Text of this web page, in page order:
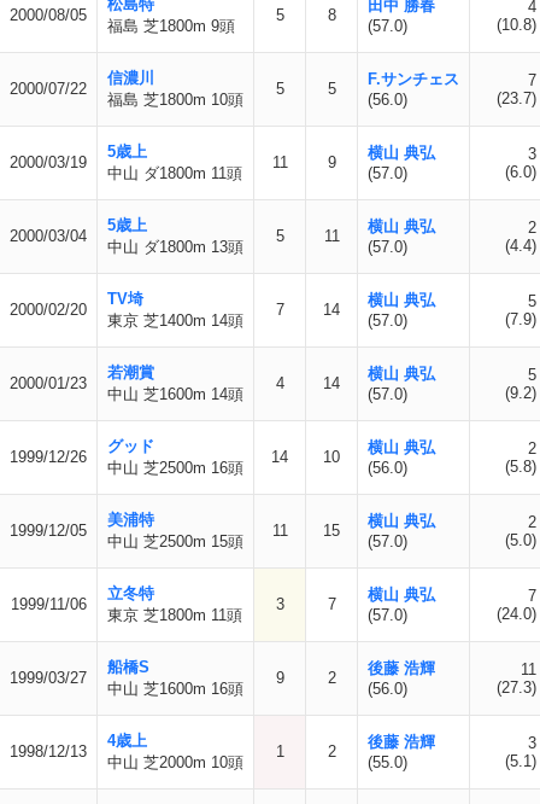
2000/08/05
松島特
福島 芝1800m 9頭
5 8
田中 勝春
(57.0)
4
(10.8)
2000/07/22
信濃川
福島 芝1800m 10頭
5 5
F.サンチェス
(56.0)
7
(23.7)
2000/03/19
5歳上
中山 ダ1800m 11頭
11 9
横山 典弘
(57.0)
3
(6.0)
2000/03/04
5歳上
中山 ダ1800m 13頭
5 11
横山 典弘
(57.0)
2
(4.4)
2000/02/20
TV埼
東京 芝1400m 14頭
7 14
横山 典弘
(57.0)
5
(7.9)
2000/01/23
若潮賞
中山 芝1600m 14頭
4 14
横山 典弘
(57.0)
5
(9.2)
1999/12/26
グッド
中山 芝2500m 16頭
14 10
横山 典弘
(56.0)
2
(5.8)
1999/12/05
美浦特
中山 芝2500m 15頭
11 15
横山 典弘
(57.0)
2
(5.0)
1999/11/06
立冬特
東京 芝1800m 11頭
3 7
横山 典弘
(57.0)
7
(24.0)
1999/03/27
船橋S
中山 芝1600m 16頭
9 2
後藤 浩輝
(56.0)
11
(27.3)
1998/12/13
4歳上
中山 芝2000m 10頭
1 2
後藤 浩輝
(55.0)
3
(5.1)